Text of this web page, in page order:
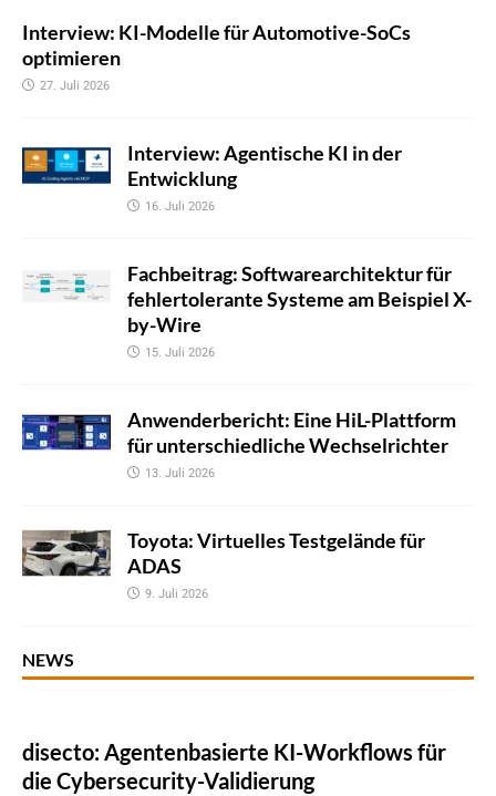
Interview: KI-Modelle für Automotive-SoCs
optimieren
27. Juli 2026
Interview: Agentische KI in der
Entwicklung
16. Juli 2026
Fachbeitrag: Softwarearchitektur für
fehlertolerante Systeme am Beispiel X-
by-Wire
15. Juli 2026
Anwenderbericht: Eine HiL-Plattform
für unterschiedliche Wechselrichter
13. Juli 2026
Toyota: Virtuelles Testgelände für
ADAS
9. Juli 2026
NEWS
disecto: Agentenbasierte KI-Workflows für
die Cybersecurity-Validierung